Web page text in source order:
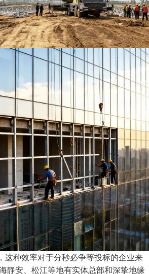
这种效率对于分秒必争等投标的企业来
静安、松江等地有实体总部和深挚地缘